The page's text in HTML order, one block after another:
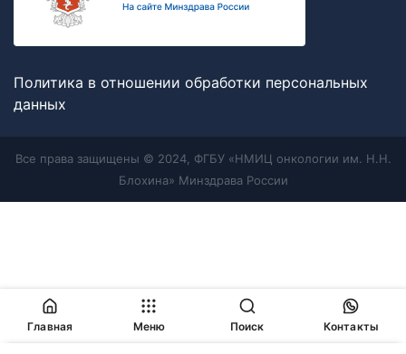
Политика в отношении обработки персональных
данных
Все права защищены © 2024, ФГБУ «НМИЦ онкологии им. Н.Н.
Блохина» Минздрава России
Главная Меню Поиск Контакты